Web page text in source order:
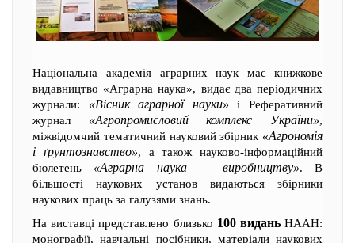
Національна академія аграрних наук має книжкове
видавництво «Аграрна наука», видає два періодичних
журнали: «Вісник аграрної науки» і Реферативний
журнал «Агропромисловий комплекс України»,
міжвідомчий тематичний науковий збірник «Агрономія
і ґрунтознавство», а також науково-інформаційний
бюлетень «Аграрна наука — виробництву». В
більшості наукових установ видаються збірники
наукових праць за галузями знань.
На виставці представлено близько 100 виданьНААН:
монографії, навчальні посібники, матеріали наукових